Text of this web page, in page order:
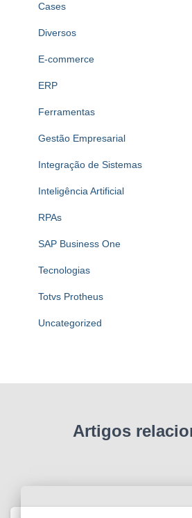
Cases
Diversos
E-commerce
ERP
Ferramentas
Gestão Empresarial
Integração de Sistemas
Inteligência Artificial
RPAs
SAP Business One
Tecnologias
Totvs Protheus
Uncategorized
Artigos